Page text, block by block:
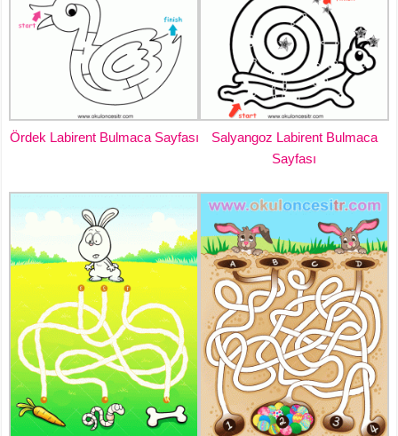
Ördek Labirent Bulmaca Sayfası
Salyangoz Labirent Bulmaca
Sayfası